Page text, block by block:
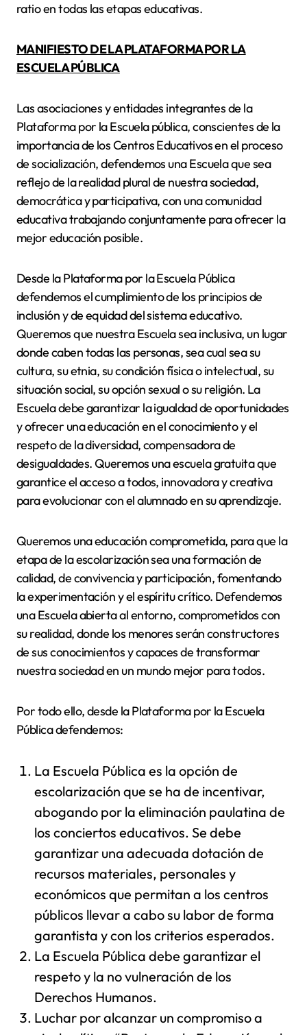
ratio en todas las etapas educativas.
MANIFIESTO DE LA PLATAFORMA POR LA
ESCUELA PÚBLICA
Las asociaciones y entidades integrantes de la
Plataforma por la Escuela pública, conscientes de la
importancia de los Centros Educativos en el proceso
de socialización, defendemos una Escuela que sea
reflejo de la realidad plural de nuestra sociedad,
democrática y participativa, con una comunidad
educativa trabajando conjuntamente para ofrecer la
mejor educación posible.
Desde la Plataforma por la Escuela Pública
defendemos el cumplimiento de los principios de
inclusión y de equidad del sistema educativo.
Queremos que nuestra Escuela sea inclusiva, un lugar
donde caben todas las personas, sea cual sea su
cultura, su etnia, su condición física o intelectual, su
situación social, su opción sexual o su religión. La
Escuela debe garantizar la igualdad de oportunidades
y ofrecer una educación en el conocimiento y el
respeto de la diversidad, compensadora de
desigualdades. Queremos una escuela gratuita que
garantice el acceso a todos, innovadora y creativa
para evolucionar con el alumnado en su aprendizaje.
Queremos una educación comprometida, para que la
etapa de la escolarización sea una formación de
calidad, de convivencia y participación, fomentando
la experimentación y el espíritu crítico. Defendemos
una Escuela abierta al entorno, comprometidos con
su realidad, donde los menores serán constructores
de sus conocimientos y capaces de transformar
nuestra sociedad en un mundo mejor para todos.
Por todo ello, desde la Plataforma por la Escuela
Pública defendemos:
La Escuela Pública es la opción de
escolarización que se ha de incentivar,
abogando por la eliminación paulatina de
los conciertos educativos. Se debe
garantizar una adecuada dotación de
recursos materiales, personales y
económicos que permitan a los centros
públicos llevar a cabo su labor de forma
garantista y con los criterios esperados.
La Escuela Pública debe garantizar el
respeto y la no vulneración de los
Derechos Humanos.
Luchar por alcanzar un compromiso a